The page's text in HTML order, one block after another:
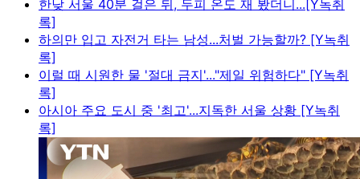
한낮 서울 40분 걸은 뒤, 두피 온도 재 봤더니...[Y녹취
록]
하의만 입고 자전거 타는 남성...처벌 가능할까? [Y녹취
록]
이럴 때 시원한 물 '절대 금지'..."제일 위험하다" [Y녹취
록]
아시아 주요 도시 중 '최고'...지독한 서울 상황 [Y녹취
록]